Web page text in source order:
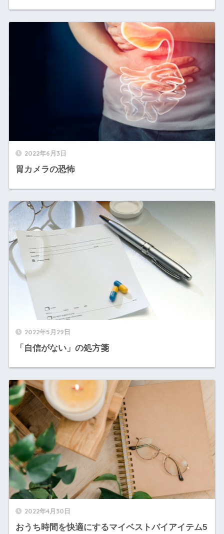
2022年6月3日
胃カメラの恐怖
2022年5月29日
「自信がない」の処方箋
2022年4月30日
おうち時間を快適にするマイベストバイアイテム5